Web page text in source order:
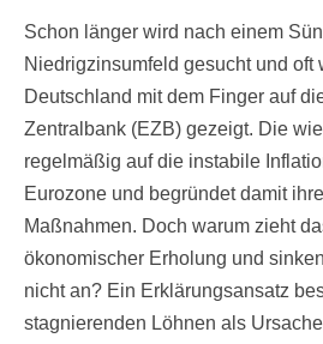
Schon länger wird nach einem
Niedrigzinsumfeld gesucht und oft
Deutschland mit dem Finger auf
Zentralbank (EZB) gezeigt. Die
regelmäßig auf die instabile
Eurozone und begründet damit
Maßnahmen. Doch warum zieht
ökonomischer Erholung und
nicht an? Ein Erklärungsansatz
stagnierenden Löhnen als